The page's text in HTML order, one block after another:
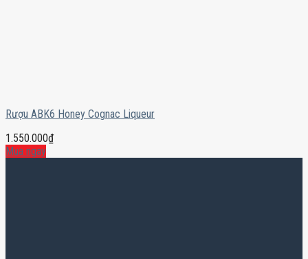
Rượu ABK6 Honey Cognac Liqueur
1.550.000₫
Mua ngay